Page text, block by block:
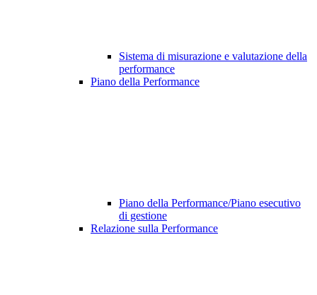
Sistema di misurazione e valutazione della
performance
Piano della Performance
Piano della Performance/Piano esecutivo
di gestione
Relazione sulla Performance